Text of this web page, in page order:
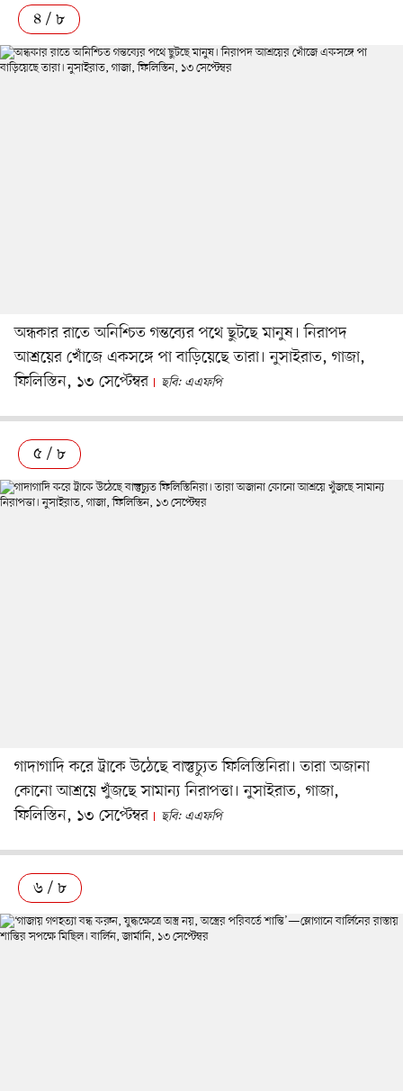
৪ / ৮
অন্ধকার রাতে অনিশ্চিত গন্তব্যের পথে ছুটছে মানুষ। নিরাপদ
আশ্রয়ের খোঁজে একসঙ্গে পা বাড়িয়েছে তারা। নুসাইরাত, গাজা,
ফিলিস্তিন, ১৩ সেপ্টেম্বর
ছবি: এএফপি
৫ / ৮
গাদাগাদি করে ট্রাকে উঠেছে বাস্তুচ্যুত ফিলিস্তিনিরা। তারা অজানা
কোনো আশ্রয়ে খুঁজছে সামান্য নিরাপত্তা। নুসাইরাত, গাজা,
ফিলিস্তিন, ১৩ সেপ্টেম্বর
ছবি: এএফপি
৬ / ৮